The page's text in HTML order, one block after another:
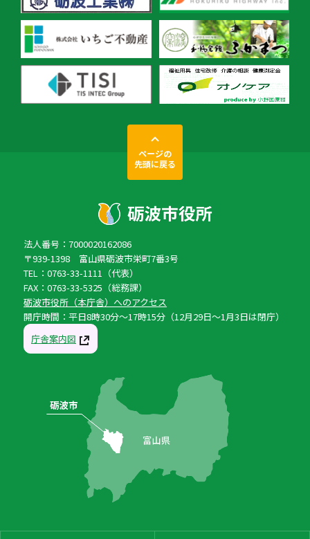
ページの
先頭に戻る
法人番号：7000020162086
〒939-1398 富山県砺波市栄町7番3号
TEL：0763-33-1111（代表）
FAX：0763-33-5325（総務課）
砺波市役所（本庁舎）へのアクセス
開庁時間：平日8時30分〜17時15分（12月29日〜1月3日は閉庁）
庁舎案内図